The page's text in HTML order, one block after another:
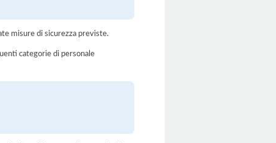
misure di sicurezza previste.
categorie di personale